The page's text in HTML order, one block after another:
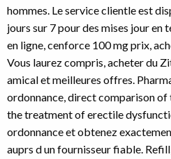
hommes. Le service clientle est
jours sur 7 pour des mises jour en
en ligne, cenforce 100 mg prix,
Vous laurez compris, acheter du
amical et meilleures offres.
ordonnance, direct comparison of
the treatment of erectile
ordonnance et obtenez
auprs d un fournisseur fiable.